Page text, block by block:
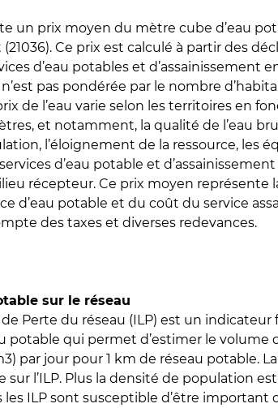
un prix moyen du mètre cube d’eau
Ce prix est calculé à partir des
d’eau potables et d’assainissement
pas pondérée par le nombre
de l’eau varie selon les territoires en
et notamment, la qualité de l’eau
l’éloignement de la ressource, les
d’eau potable et
récepteur. Ce prix moyen représente
d’eau potable et du coût du service
des taxes et diverses redevances.
sur le réseau
de Perte du réseau (ILP) est un indicateur
potable qui permet d’estimer le volume
par jour pour 1 km de réseau potable.
l’ILP. Plus la densité de population est
ILP sont susceptible d’être important